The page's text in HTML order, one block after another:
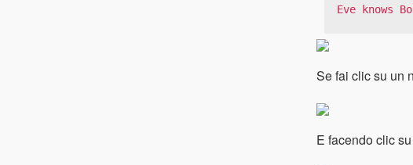
Eve knows
Se fai clic su un
E facendo clic